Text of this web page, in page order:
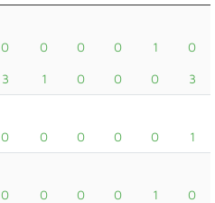
0 0 0 0 1 0
3 1 0 0 0 3
0 0 0 0 0 1
0 0 0 0 1 0